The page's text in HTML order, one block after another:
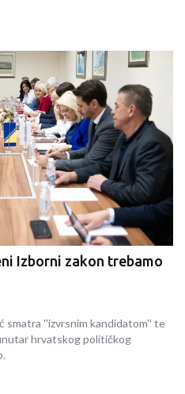
Izborni zakon trebamo
smatra ''izvrsnim kandidatom'' te
hrvatskog političkog